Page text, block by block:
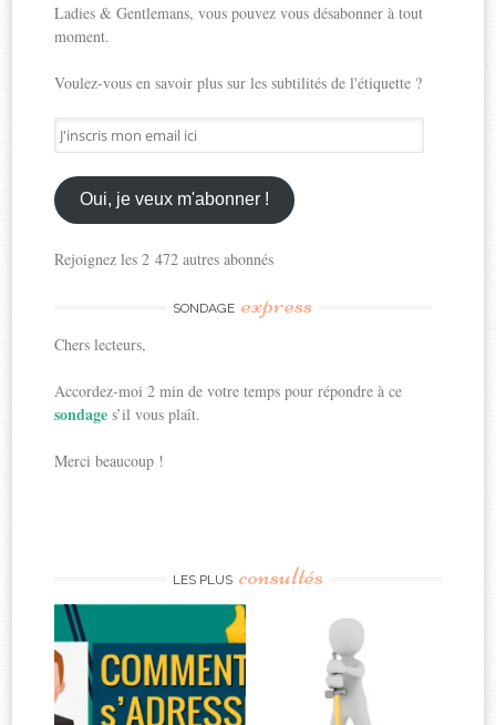
Ladies & Gentlemans, vous pouvez vous désabonner à tout
moment.
Voulez-vous en savoir plus sur les subtilités de l'étiquette ?
J'inscris
mon
email
ici
Oui, je veux m'abonner !
Rejoignez les 2 472 autres abonnés
SONDAGE express
Chers lecteurs,
Accordez-moi 2 min de votre temps pour répondre à ce
sondages’il vous plaît.
Merci beaucoup !
LES PLUS consultés